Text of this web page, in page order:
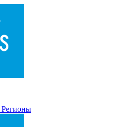
Регионы